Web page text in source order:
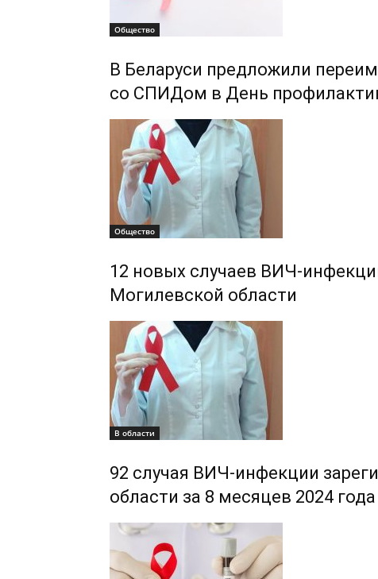
Общество
В Беларуси предложили
со СПИДом в День
Общество
12 новых случаев ВИЧ-
Могилевской области
В области
92 случая ВИЧ-инфекции
области за 8 месяцев 2024 года